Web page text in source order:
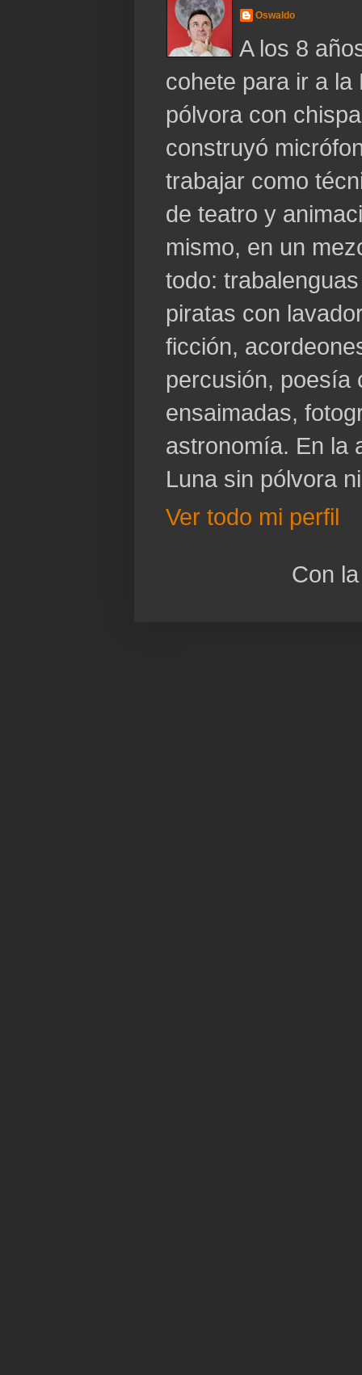
Oswaldo
A los 8
cohete para ir a la
pólvora con
construyó
trabajar como
de teatro y
mismo, en un
todo:
piratas con
ficción,
percusión, poesía
ensaimadas,
astronomía. En la
Luna sin pólvora
Ver todo mi perfil
Con